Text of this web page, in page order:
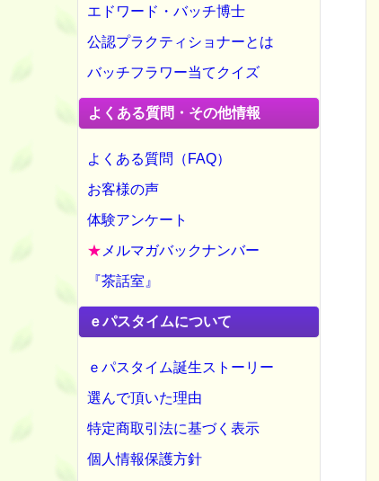
エドワード・バッチ博士
公認プラクティショナーとは
バッチフラワー当てクイズ
よくある質問・その他情報
よくある質問（FAQ）
お客様の声
体験アンケート
★ メルマガバックナンバー
『茶話室』
ｅパスタイムについて
ｅパスタイム誕生ストーリー
選んで頂いた理由
特定商取引法に基づく表示
個人情報保護方針